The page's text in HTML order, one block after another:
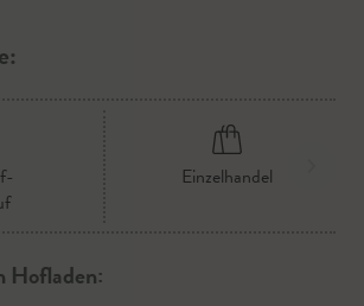
Einzelhandel
Hofladen: